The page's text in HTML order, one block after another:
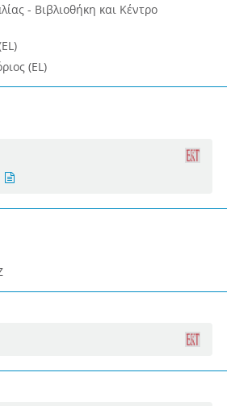
- Βιβλιοθήκη και Κέντρο
(EL)